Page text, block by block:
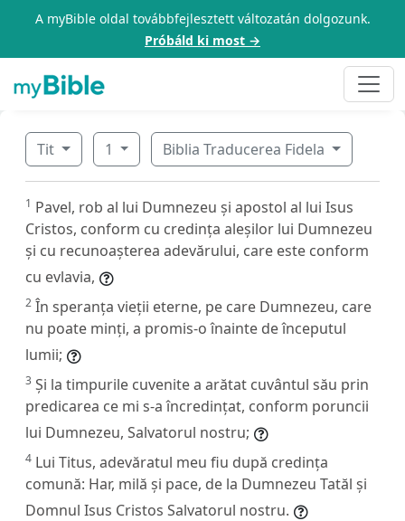
A myBible oldal továbbfejlesztett változatán dolgozunk.
Próbáld ki most →
Tit 1 Biblia Traducerea Fidela
1 Pavel, rob al lui Dumnezeu și apostol al lui Isus
Cristos, conform cu credința aleșilor lui Dumnezeu
și cu recunoașterea adevărului, care este conform
cu evlavia,
2 În speranța vieții eterne, pe care Dumnezeu, care
nu poate minți, a promis-o înainte de începutul
lumii;
3 Și la timpurile cuvenite a arătat cuvântul său prin
predicarea ce mi s-a încredințat, conform poruncii
lui Dumnezeu, Salvatorul nostru;
4 Lui Titus, adevăratul meu fiu după credința
comună: Har, milă și pace, de la Dumnezeu Tatăl și
Domnul Isus Cristos Salvatorul nostru.